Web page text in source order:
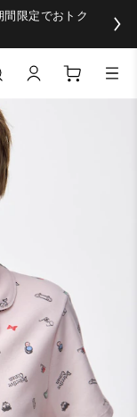
限定でおトク